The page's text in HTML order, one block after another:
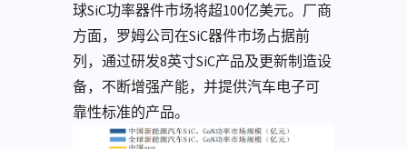
球SiC功率器件市场将超100亿美元。厂商
方面，罗姆公司在SiC器件市场占据前
列，通过研发8英寸SiC产品及更新制造设
备，不断增强产能，并提供汽车电子可
靠性标准的产品。